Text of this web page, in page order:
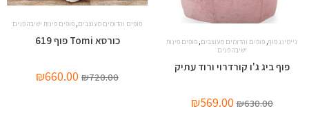
גיימינג פוף פופים והדומים מעוצבים פופים פינות
ישיבה פנים
פוף ביג ג'ו קורדרוי ורוד עתיק
₪630.00
₪569.00
פופים והדומים מעוצבים, פופים פינות ישיבה פנים
כורסא Tomi פוף 619
₪720.00
₪660.00